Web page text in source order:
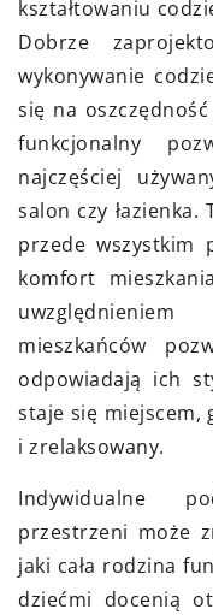
kształtowaniu
Dobrze
wykonywanie
się na
funkcjonalny
najczęściej
salon czy
przede wszystkim
komfort
mieszkańców
odpowiadają ich
staje się miejscem,
i zrelaksowany.
Indywidualne
przestrzeni może
jaki cała rodzina
dziećmi docenią